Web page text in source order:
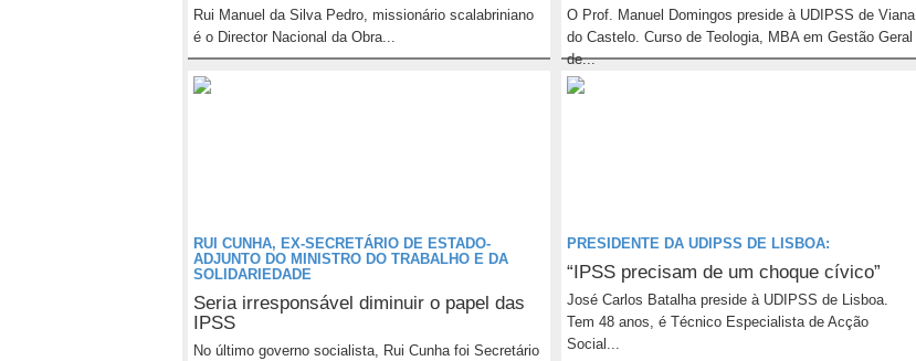
Rui Manuel da Silva Pedro, missionário scalabriniano
é o Director Nacional da Obra...
O Prof. Manuel Domingos preside à UDIPSS de Viana
do Castelo. Curso de Teologia, MBA em Gestão Geral
de...
RUI CUNHA, EX-SECRETÁRIO DE ESTADO-
ADJUNTO DO MINISTRO DO TRABALHO E DA
SOLIDARIEDADE
Seria irresponsável diminuir o papel das
IPSS
No último governo socialista, Rui Cunha foi Secretário
PRESIDENTE DA UDIPSS DE LISBOA:
“IPSS precisam de um choque cívico”
José Carlos Batalha preside à UDIPSS de Lisboa.
Tem 48 anos, é Técnico Especialista de Acção
Social...